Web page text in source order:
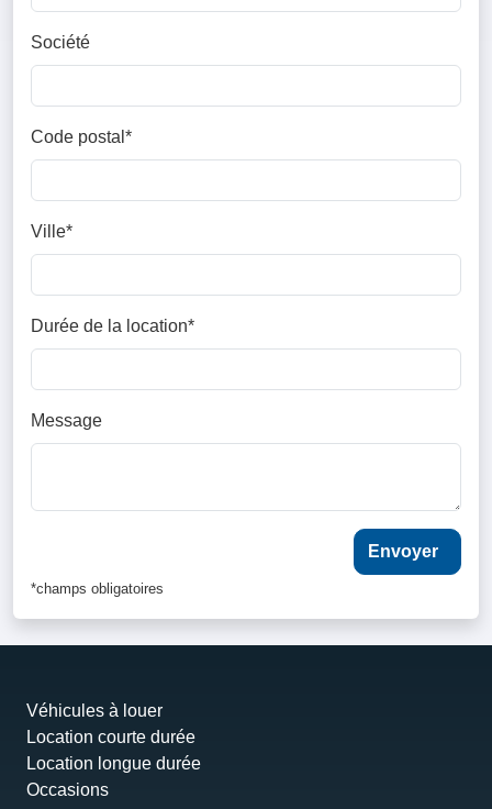
Société
Code postal*
Ville*
Durée de la location*
Message
*champs obligatoires
Véhicules à louer
Location courte durée
Location longue durée
Occasions